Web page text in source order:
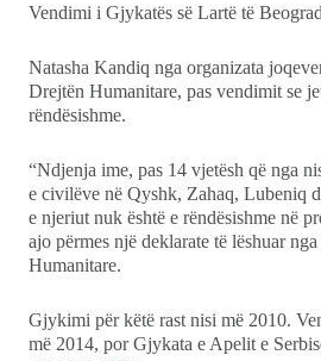
Vendimi i Gjykatës së Lartë të
Natasha Kandiq nga organizata
Drejtën Humanitare, pas vendimit se
rëndësishme.
“Ndjenja ime, pas 14 vjetësh që nga
e civilëve në Qyshk, Zahaq, Lubeniq
e njeriut nuk është e rëndësishme në
ajo përmes një deklarate të lëshuar
Humanitare.
Gjykimi për këtë rast nisi më 2010.
më 2014, por Gjykata e Apelit e